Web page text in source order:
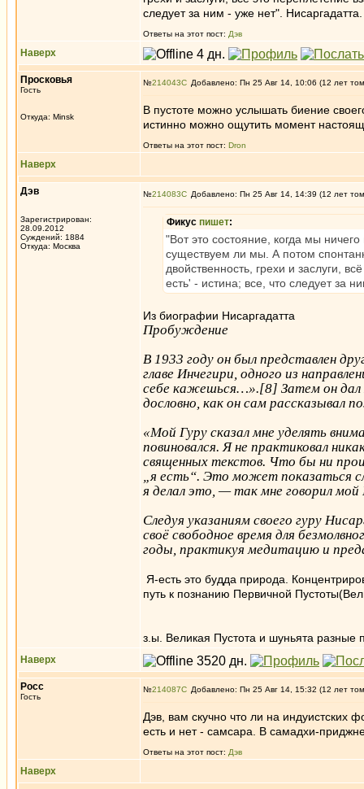
следует за ним - уже нет". Нисаргадатта.
Ответы на этот пост: Дэв
Наверх
Просковья
Гость
Откуда: Minsk
№214043 Добавлено: Пн 25 Авг 14, 10:06 (12 лет
В пустоте можно услышать биение
истинно можно ощутить момент
Ответы на этот пост: Dron
Наверх
Дэв
Зарегистрирован:
28.09.2012
Суждений: 1884
Откуда: Москва
№214083 Добавлено: Пн 25 Авг 14, 14:39 (12 лет
Фикус пишет:
"Вот это состояние, когда мы
существуем ли мы. А потом
двойственность, грехи и заслуги,
есть' - истина; все, что следует за
Из биографии Нисаргадатта
Пробуждение
В 1933 году он был представлен
главе Инчегири, одного из
себе кажешься…».[8] Затем он
дословно, как он сам рассказывал
«Мой Гуру сказал мне уделять
повиновался. Я не практиковал
священных текстов. Что бы ни
„я есть“. Это может показаться
я делал это, — так мне говорил
Следуя указаниям своего гуру
своё свободное время для
годы, практикуя медитацию и
Я-есть это будда природа.
путь к познанию Первичной
з.ы. Великая Пустота и шуньята разные
Наверх
Росс
Гость
№214087 Добавлено: Пн 25 Авг 14, 15:32 (12 лет
Дэв, вам скучно что ли на индуистских
есть и нет - самсара. В самадхи-
Ответы на этот пост: Дэв
Наверх